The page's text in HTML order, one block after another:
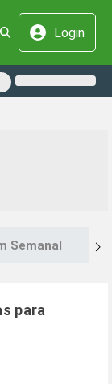
Login
Semanal
para